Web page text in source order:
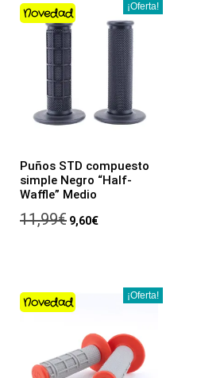
¡Oferta!
Novedad
Puños STD compuesto
simple Negro “Half-
Waffle” Medio
11,99€ 9,60€
¡Oferta!
Novedad